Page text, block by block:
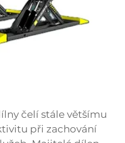
čelí stále většímu
při zachování